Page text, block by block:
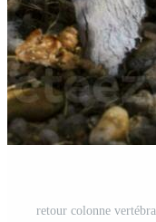
retour colonne